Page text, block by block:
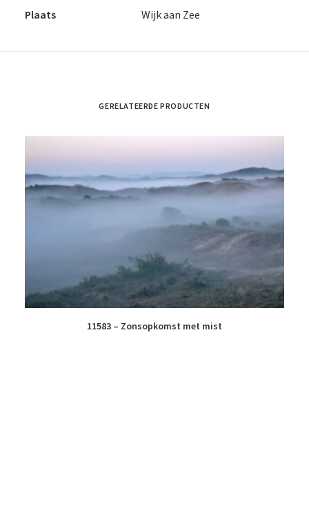
Plaats
Wijk aan Zee
GERELATEERDE PRODUCTEN
11583 – Zonsopkomst met mist